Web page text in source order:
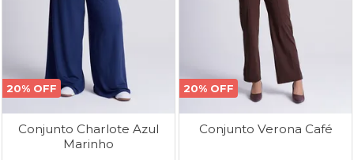
20% OFF
Conjunto Charlote Azul
Marinho
20% OFF
Conjunto Verona Café